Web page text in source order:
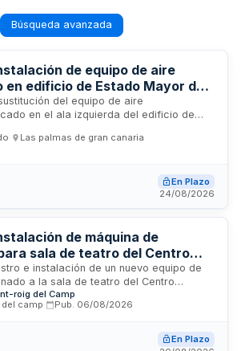
Búsqueda avanzada
de equipo de aire
en edificio de Estado Mayor del
y de Mando de las Fuerzas
del equipo de aire
en el ala izquierda del edificio de
de Generales y de Mando de las
Los trabajos incluyen la
existente, suministro e instalación
adjudicataria será responsable de
eléctricas, pruebas de estanqueidad
Las palmas de gran canaria
En Plazo
24/08/2026
de máquina de
sala de teatro del Centro
Platja
e instalación de un nuevo equipo de
a la sala de teatro del Centro
Platja, en sustitución del equipo
servicio. La prestación incluye todas
de la instalación, su seguridad y
roig del Camp
camp Pub. 06/08/2026
En Plazo